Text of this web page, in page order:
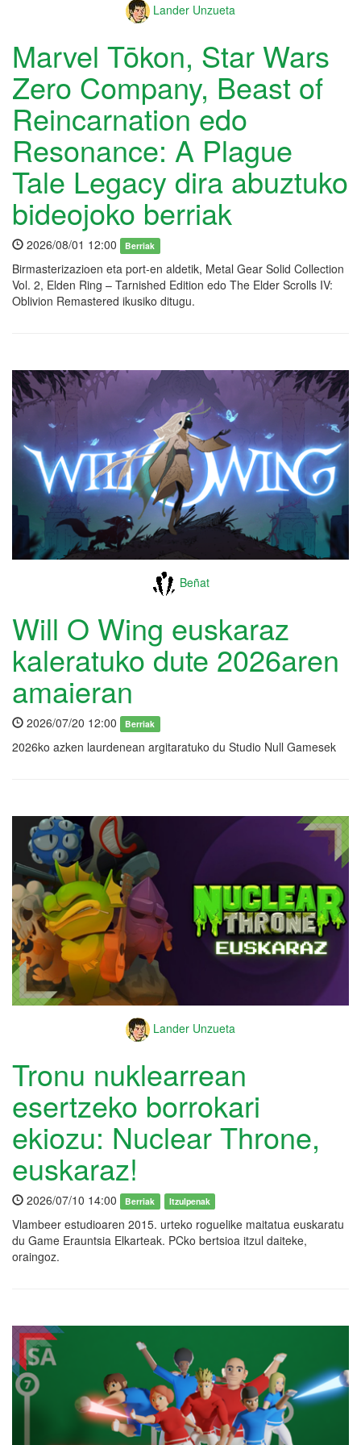
Lander Unzueta
Marvel Tōkon, Star Wars
Zero Company, Beast of
Reincarnation edo
Resonance: A Plague
Tale Legacy dira abuztuko
bideojoko berriak
2026/08/01 12:00 Berriak
Birmasterizazioen eta port-en aldetik, Metal Gear Solid Collection
Vol. 2, Elden Ring – Tarnished Edition edo The Elder Scrolls IV:
Oblivion Remastered ikusiko ditugu.
Beñat
Will O Wing euskaraz
kaleratuko dute 2026aren
amaieran
2026/07/20 12:00 Berriak
2026ko azken laurdenean argitaratuko du Studio Null Gamesek
Lander Unzueta
Tronu nuklearrean
esertzeko borrokari
ekiozu: Nuclear Throne,
euskaraz!
2026/07/10 14:00 Berriak Itzulpenak
Vlambeer estudioaren 2015. urteko roguelike maitatua euskaratu
du Game Erauntsia Elkarteak. PCko bertsioa itzul daiteke,
oraingoz.